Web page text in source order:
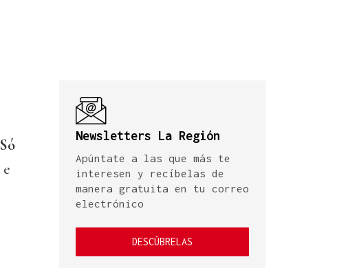
Só
e
Newsletters La Región
Apúntate a las que más te
interesen y recíbelas de
manera gratuita en tu correo
electrónico
DESCÚBRELAS